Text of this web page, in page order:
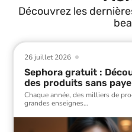
Découvrez les
26 juillet 2026
Sephora gratuit :
des produits sans
Chaque année, des milliers de
grandes enseignes…